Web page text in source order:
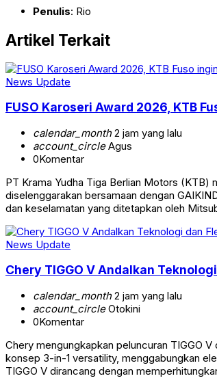
Penulis: Rio
Artikel Terkait
News Update
FUSO Karoseri Award 2026, KTB
calendar_month2 jam yang lalu
account_circleAgus
0Komentar
PT Krama Yudha Tiga Berlian Motors (KTB)
diselenggarakan bersamaan dengan
dan keselamatan yang ditetapkan oleh
News Update
Chery TIGGO V Andalkan
calendar_month2 jam yang lalu
account_circleOtokini
0Komentar
Chery mengungkapkan peluncuran TIGGO
konsep 3-in-1 versatility, menggabungkan
TIGGO V dirancang dengan